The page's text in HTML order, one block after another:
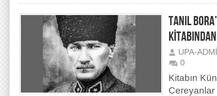
TANIL
UPA-
0
Kitabın
Cereyanlar